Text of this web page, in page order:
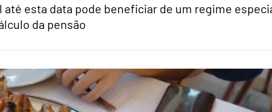
esta data pode beneficiar de um regime
da pensão